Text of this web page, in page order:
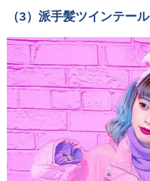
（3）派手髪ツインテール